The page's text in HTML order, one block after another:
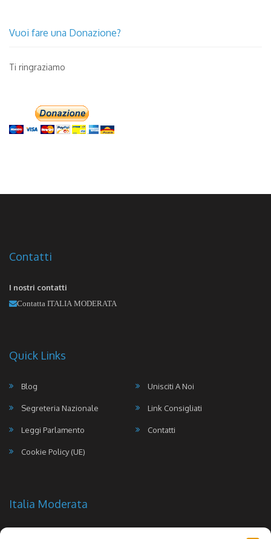
Vuoi fare una Donazione?
Ti ringraziamo
Contatti
I nostri contatti
Contatta ITALIA MODERATA
Quick Links
Blog Unisciti A Noi
Segreteria Nazionale Link Consigliati
Leggi Parlamento Contatti
Cookie Policy (UE)
Italia Moderata